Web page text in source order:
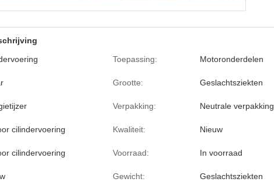
Toepassing: Motoronderdelen
Grootte: Geslachtsziekten
Verpakking: Neutrale verpakking
cilindervoering Kwaliteit: Nieuw
cilindervoering Voorraad: In voorraad
Gewicht: Geslachtsziekten